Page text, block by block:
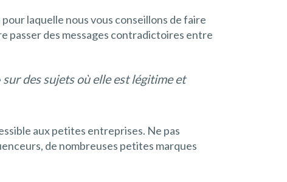
pour laquelle nous vous conseillons de faire
passer des messages contradictoires entre
des sujets où elle est légitime et
aux petites entreprises. Ne pas
de nombreuses petites marques